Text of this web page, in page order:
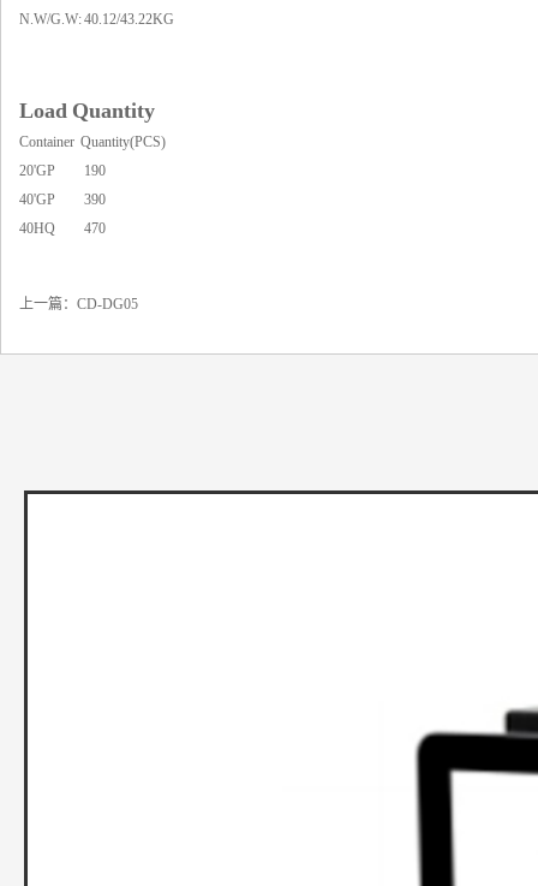
N.W/G.W: 40.12/43.22KG
Load Quantity
Container Quantity(PCS)
20'GP 190
40'GP 390
40HQ 470
上一篇： CD-DG05